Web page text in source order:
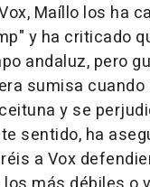
Maíllo los ha
y ha criticado
andaluz, pero
sumisa cuando
y se
sentido, ha
a Vox